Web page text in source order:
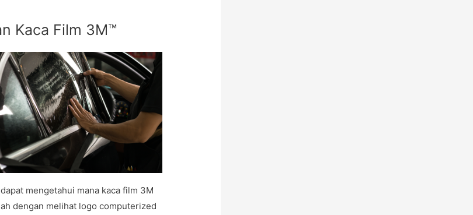
Kaca Film 3M™
mengetahui mana kaca film 3M
dengan melihat logo computerized